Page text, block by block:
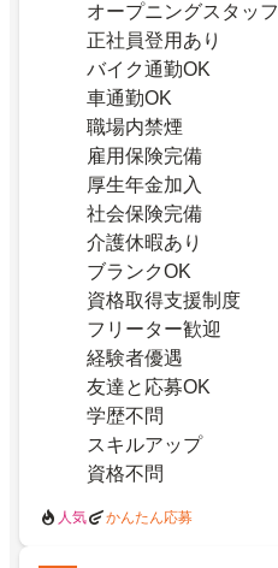
オープニングスタッフ
正社員登用あり
バイク通勤OK
車通勤OK
職場内禁煙
雇用保険完備
厚生年金加入
社会保険完備
介護休暇あり
ブランクOK
資格取得支援制度
フリーター歓迎
経験者優遇
友達と応募OK
学歴不問
スキルアップ
資格不問
人気 かんたん応募